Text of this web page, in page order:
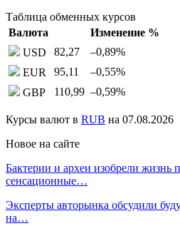
Таблица обменных курсов
Валюта
Изменение %
USD
82,27 –0,89%
EUR
95,11 –0,55%
GBP
110,99 –0,59%
Курсы валют в RUB на 07.08.2026
Новое на сайте
Бактерии и археи изобрели жизнь
сенсационные…
Эксперты авторынка обсудили
на…